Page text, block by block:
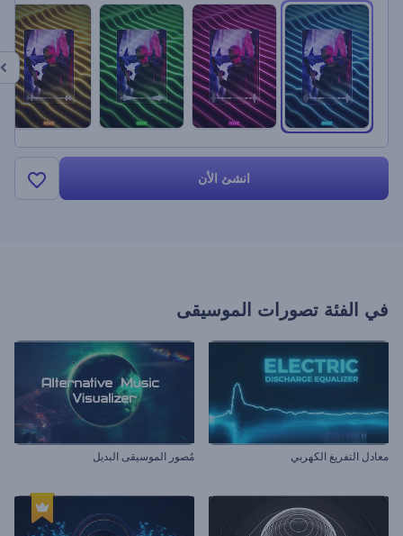
انشئ الأن
في الفئة تصورات الموسيقى
معادل التفريغ الكهربي مُصور الموسيقى البديل